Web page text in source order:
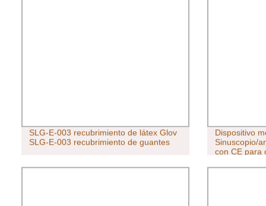
SLG-E-003 recubrimiento de látex Glov
SLG-E-003 recubrimiento de guantes
Dispositivo
Sinuscopio/
con CE para